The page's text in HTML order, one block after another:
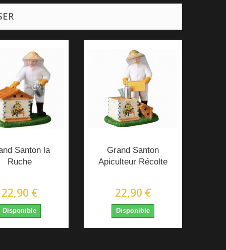
Santon la
Ruche
22,90 €
Disponible
Grand Santon
Apiculteur Récolte
22,90 €
Disponible